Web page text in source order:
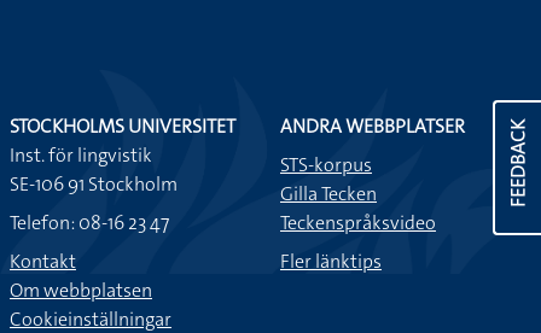
FEEDBACK
STOCKHOLMS UNIVERSITET
Inst. för lingvistik
SE-106 91 Stockholm
Telefon: 08-16 23 47
Kontakt
Om webbplatsen
Cookieinställningar
ANDRA WEBBPLATSER
STS-korpus
Gilla Tecken
Teckenspråksvideo
Fler länktips